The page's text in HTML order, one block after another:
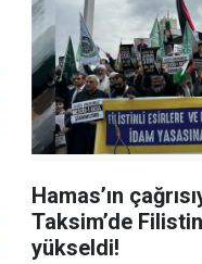
Hamas’ın
Taksim’de
yükseldi!